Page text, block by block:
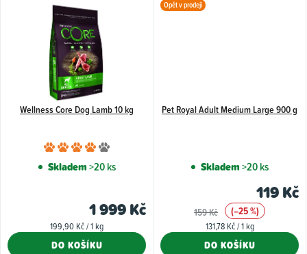
Wellness Core Dog Lamb 10 kg
Průměrné
hodnocení
4,0
z
Skladem>20 ks
1 999 Kč
Měrná
199,90 Kč / 1 kg
DO KOŠÍKU
Opět v prodeji
Pet Royal Adult Medium Large 900 g
Skladem>20 ks
119 Kč
159 Kč (–25 %)
Měrná
131,78 Kč / 1 kg
DO KOŠÍKU